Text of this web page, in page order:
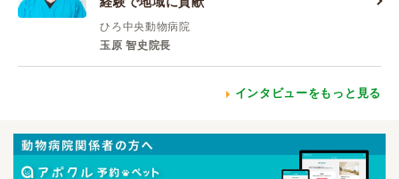
ひろ中央動物病院
玉原 智史院長
インタビューをもっと見る